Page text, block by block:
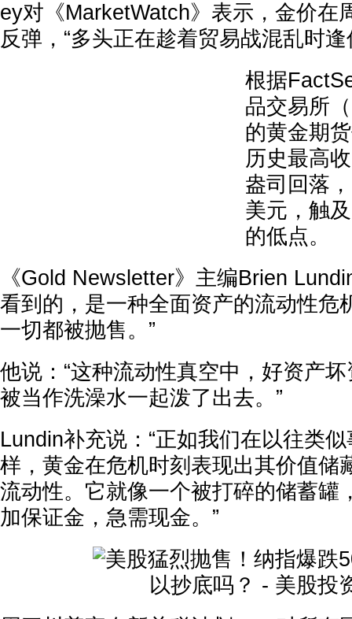
ey对《MarketWatch》表示，金价在
反弹，“多头正在趁着贸易战混乱时逢
根据
品交易所
的黄金期
历史最高
盎司回落
美元，触
的低点。
《Gold Newsletter》主编Brien
看到的，是一种全面资产的流动性危
一切都被抛售。”
他说：“这种流动性真空中，好资产
被当作洗澡水一起泼了出去。”
Lundin补充说：“正如我们在以往类
样，黄金在危机时刻表现出其价值储
流动性。它就像一个被打碎的储蓄罐
加保证金，急需现金。”